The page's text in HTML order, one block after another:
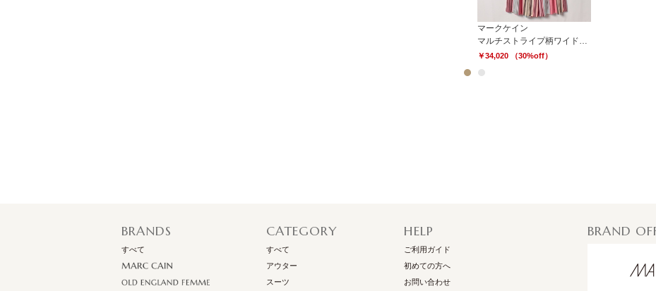
マークケイン
マルチストライプ柄ワイドパンツ
￥34,020 （30%off）
2
BRANDS
すべて
CATEGORY
すべて
アウター
スーツ
HELP
ご利用ガイド
初めての方へ
お問い合わせ
BRAND